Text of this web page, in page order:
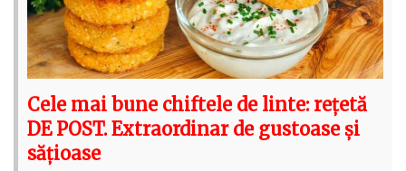
Cele mai bune chiftele de linte: rețetă
DE POST. Extraordinar de gustoase și
sățioase